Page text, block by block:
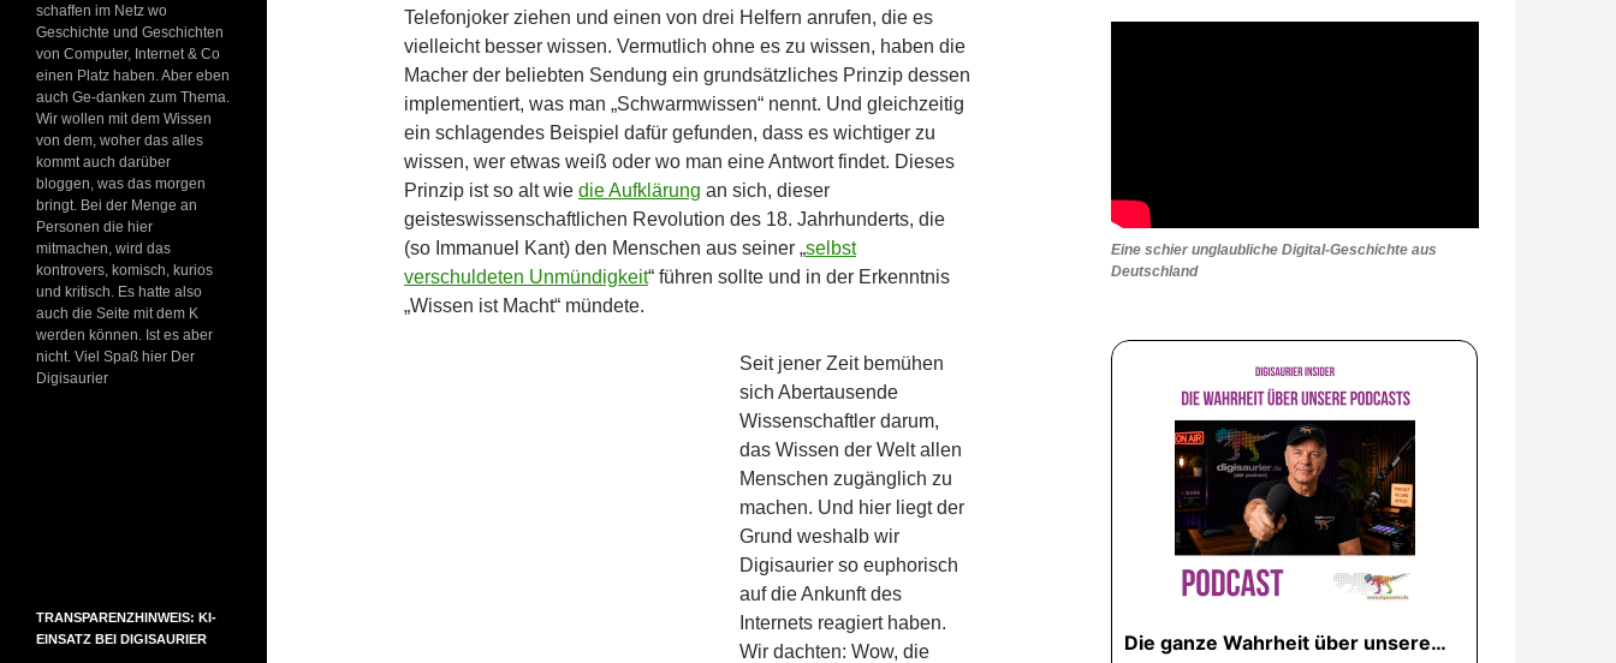
Telefonjoker ziehen und einen von drei Helfern anrufen, die es
vielleicht besser wissen. Vermutlich ohne es zu wissen, haben die
Macher der beliebten Sendung ein grundsätzliches Prinzip dessen
implementiert, was man „Schwarmwissen“ nennt. Und gleichzeitig
ein schlagendes Beispiel dafür gefunden, dass es wichtiger zu
wissen, wer etwas weiß oder wo man eine Antwort findet. Dieses
Prinzip ist so alt wie die Aufklärung an sich, dieser
geisteswissenschaftlichen Revolution des 18. Jahrhunderts, die
(so Immanuel Kant) den Menschen aus seiner „selbst
verschuldeten Unmündigkeit“ führen sollte und in der Erkenntnis
„Wissen ist Macht“ mündete.
Seit jener Zeit bemühen
sich Abertausende
Wissenschaftler darum,
das Wissen der Welt allen
Menschen zugänglich zu
machen. Und hier liegt der
Grund weshalb wir
Digisaurier so euphorisch
auf die Ankunft des
Internets reagiert haben.
Wir dachten: Wow, die
Eine schier unglaubliche Digital-Geschichte aus
Deutschland
schaffen im Netz wo
Geschichte und Geschichten
von Computer, Internet & Co
einen Platz haben. Aber eben
auch Ge-danken zum Thema.
Wir wollen mit dem Wissen
von dem, woher das alles
kommt auch darüber
bloggen, was das morgen
bringt. Bei der Menge an
Personen die hier
mitmachen, wird das
kontrovers, komisch, kurios
und kritisch. Es hatte also
auch die Seite mit dem K
werden können. Ist es aber
nicht. Viel Spaß hier Der
Digisaurier
TRANSPARENZHINWEIS: KI-
EINSATZ BEI DIGISAURIER